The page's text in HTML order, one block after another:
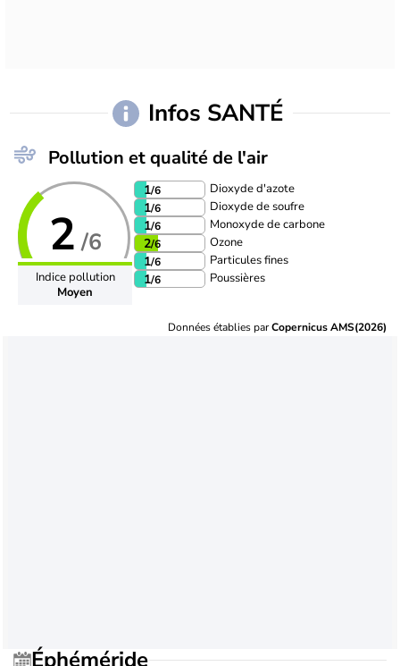
Infos SANTÉ
Pollution et qualité de l'air
2 /6
Indice pollution
Moyen
1/6 Dioxyde d'azote
1/6 Dioxyde de soufre
1/6 Monoxyde de carbone
2/6 Ozone
1/6 Particules fines
1/6 Poussières
Données établies parCopernicus AMS(2026)
Éphéméride